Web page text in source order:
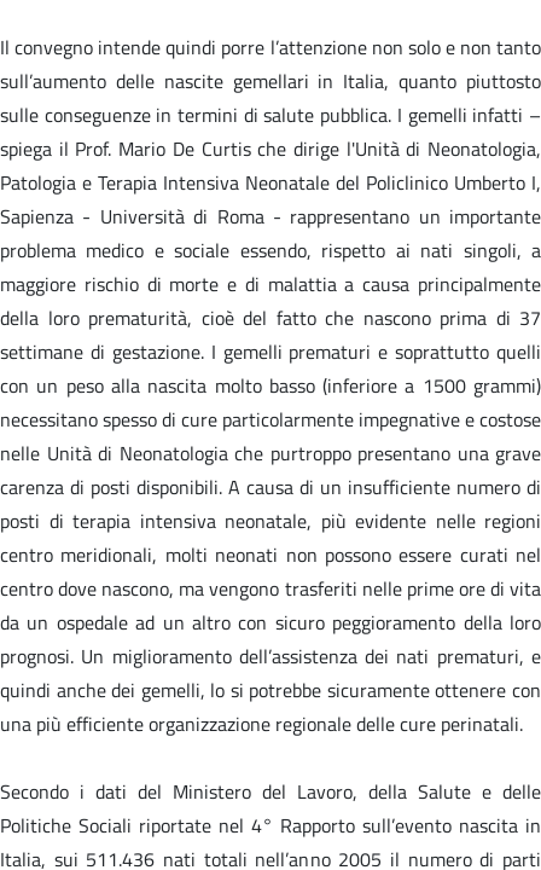
Il convegno intende quindi porre l’attenzione non solo e non tanto
sull’aumento delle nascite gemellari in Italia, quanto piuttosto
sulle conseguenze in termini di salute pubblica. I gemelli infatti –
spiega il Prof. Mario De Curtis che dirige l'Unità di Neonatologia,
Patologia e Terapia Intensiva Neonatale del Policlinico Umberto I,
Sapienza - Università di Roma - rappresentano un importante
problema medico e sociale essendo, rispetto ai nati singoli, a
maggiore rischio di morte e di malattia a causa principalmente
della loro prematurità, cioè del fatto che nascono prima di 37
settimane di gestazione. I gemelli prematuri e soprattutto quelli
con un peso alla nascita molto basso (inferiore a 1500 grammi)
necessitano spesso di cure particolarmente impegnative e costose
nelle Unità di Neonatologia che purtroppo presentano una grave
carenza di posti disponibili. A causa di un insufficiente numero di
posti di terapia intensiva neonatale, più evidente nelle regioni
centro meridionali, molti neonati non possono essere curati nel
centro dove nascono, ma vengono trasferiti nelle prime ore di vita
da un ospedale ad un altro con sicuro peggioramento della loro
prognosi. Un miglioramento dell’assistenza dei nati prematuri, e
quindi anche dei gemelli, lo si potrebbe sicuramente ottenere con
una più efficiente organizzazione regionale delle cure perinatali.
Secondo i dati del Ministero del Lavoro, della Salute e delle
Politiche Sociali riportate nel 4° Rapporto sull’evento nascita in
Italia, sui 511.436 nati totali nell’anno 2005 il numero di parti